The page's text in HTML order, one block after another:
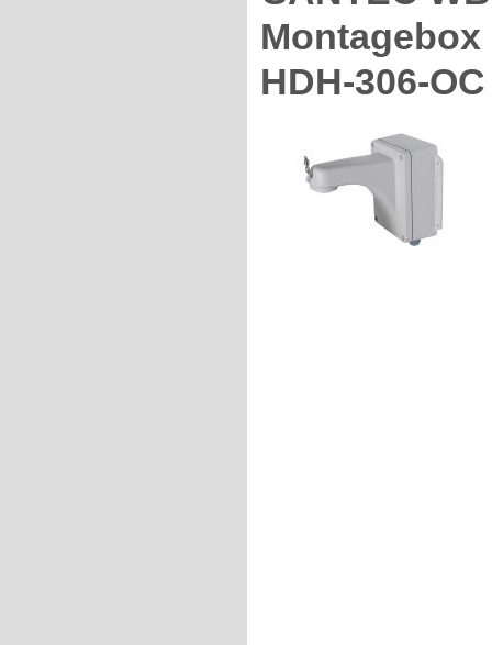
Montagebox
HDH-306-OC